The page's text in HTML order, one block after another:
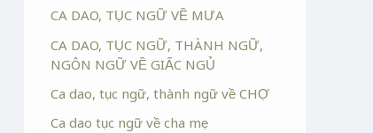
CA DAO, TỤC NGỮ VỀ MƯA
CA DAO, TỤC NGỮ, THÀNH NGỮ,
NGÔN NGỮ VỀ GIẤC NGỦ
Ca dao, tục ngữ, thành ngữ về CHỢ
Ca dao tục ngữ về cha mẹ